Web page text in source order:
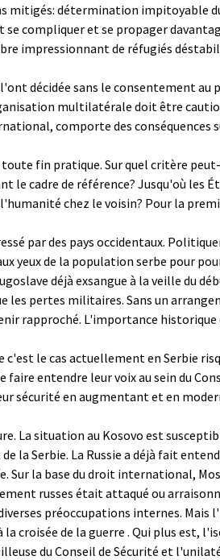
détermination impitoyable
compliquer et se propager
impressionnant de réfugiés
décidée sans le consentement au
multilatérale doit être
comporte des conséquences
fin pratique. Sur quel critère
cadre de référence? Jusqu'où les
chez le voisin? Pour la
par des pays occidentaux.
yeux de la population serbe pour
déjà exsangue à la veille du
pertes militaires. Sans un
rapproché. L'importance
le cas actuellement en Serbie
entendre leur voix au sein du
sécurité en augmentant et en
La situation au Kosovo est
Serbie. La Russie a déjà fait
la base du droit international,
russes était attaqué ou
préoccupations internes.
croisée de la guerre . Qui plus est,
du Conseil de Sécurité et